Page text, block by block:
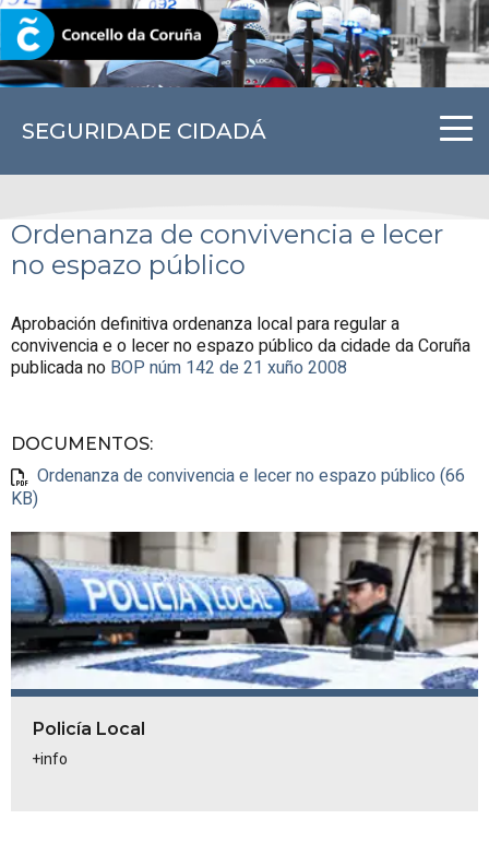
SEGURIDADE CIDADÁ
CORUNA.GAL
Ordenanza de convivencia e lecer
no espazo público
Aprobación definitiva ordenanza local para regular a
convivencia e o lecer no espazo público da cidade da Coruña
publicada no BOP núm 142 de 21 xuño 2008
DOCUMENTOS:
Ordenanza de convivencia e lecer no espazo público (66
KB)
Policía Local
+info